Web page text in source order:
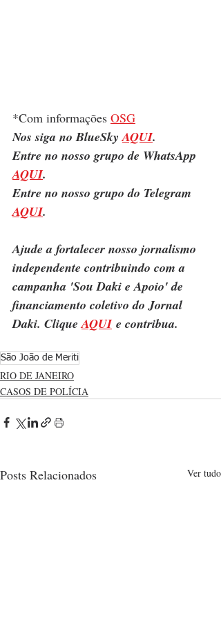
*Com informações OSG
Nos siga no BlueSky AQUI.
Entre no nosso grupo de WhatsApp
AQUI.
Entre no nosso grupo do Telegram
AQUI.
Ajude a fortalecer nosso jornalismo
independente contribuindo com a
campanha 'Sou Daki e Apoio' de
financiamento coletivo do Jornal
Daki. Clique AQUI e contribua.
São João de Meriti
RIO DE JANEIRO
CASOS DE POLÍCIA
Posts Relacionados Ver tudo